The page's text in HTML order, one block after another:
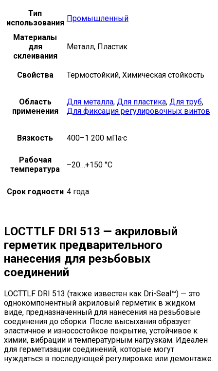
Тип
использования Промышленный
Материалы
для
склеивания
Металл, Пластик
Свойства Термостойкий, Химическая стойкость
Область
применения
Для металла, Для пластика, Для труб,
Для фиксация регулировочных винтов
Вязкость 400–1 200 мПа·с
Рабочая
температура
–20…+150 °C
Срок годности 4 года
LOCTTLF DRI 513 — акриловый
герметик предварительного
нанесения для резьбовых
соединений
LOCTTLF DRI 513 (также известен как Dri-Seal™) — это
однокомпонентный акриловый герметик в жидком
виде, предназначенный для нанесения на резьбовые
соединения до сборки. После высыхания образует
эластичное и износостойкое покрытие, устойчивое к
химии, вибрации и температурным нагрузкам. Идеален
для герметизации соединений, которые могут
нуждаться в последующей регулировке или демонтаже.